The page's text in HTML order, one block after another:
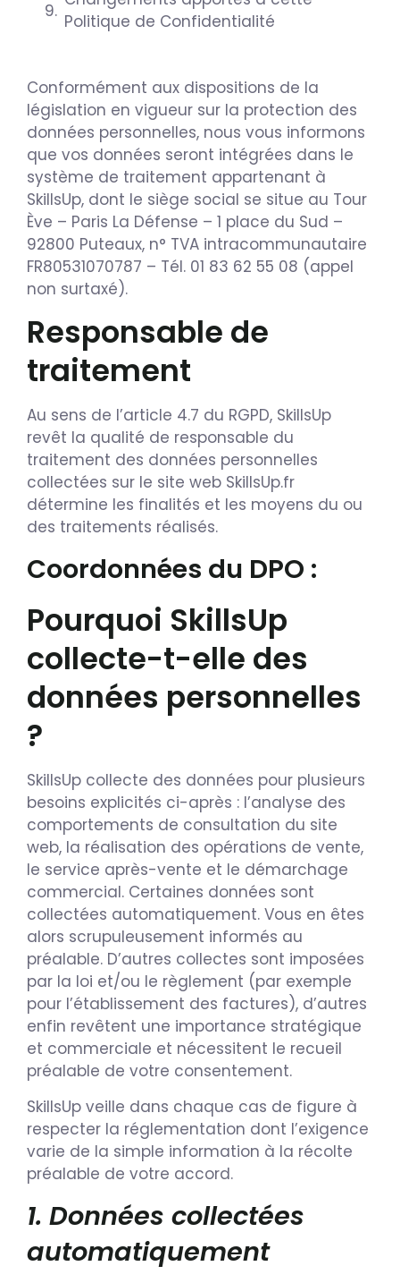
Politique de Confidentialité
Conformément aux dispositions de la
législation en vigueur sur la protection des
données personnelles, nous vous informons
que vos données seront intégrées dans le
système de traitement appartenant à
SkillsUp, dont le siège social se situe au Tour
Ève – Paris La Défense – 1 place du Sud –
92800 Puteaux, n° TVA intracommunautaire
FR80531070787 – Tél. 01 83 62 55 08 (appel
non surtaxé).
Responsable de
traitement
Au sens de l’article 4.7 du RGPD, SkillsUp
revêt la qualité de responsable du
traitement des données personnelles
collectées sur le site web SkillsUp.fr
détermine les finalités et les moyens du ou
des traitements réalisés.
Coordonnées du DPO :
Pourquoi SkillsUp
collecte-t-elle des
données personnelles
?
SkillsUp collecte des données pour plusieurs
besoins explicités ci-après : l’analyse des
comportements de consultation du site
web, la réalisation des opérations de vente,
le service après-vente et le démarchage
commercial. Certaines données sont
collectées automatiquement. Vous en êtes
alors scrupuleusement informés au
préalable. D’autres collectes sont imposées
par la loi et/ou le règlement (par exemple
pour l’établissement des factures), d’autres
enfin revêtent une importance stratégique
et commerciale et nécessitent le recueil
préalable de votre consentement.
SkillsUp veille dans chaque cas de figure à
respecter la réglementation dont l’exigence
varie de la simple information à la récolte
préalable de votre accord.
1. Données collectées
automatiquement